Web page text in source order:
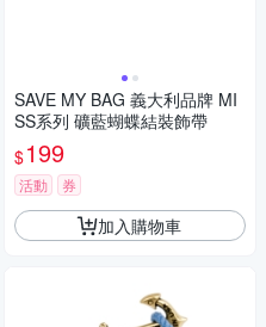
SAVE MY BAG 義大利品牌 MI
SS系列 礦藍蝴蝶結裝飾帶
$199
活動 券
加入購物車